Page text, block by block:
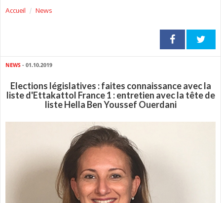
Accueil News
NEWS - 01.10.2019
Elections législatives : faites connaissance avec la
liste d'Ettakattol France 1 : entretien avec la tête de
liste Hella Ben Youssef Ouerdani